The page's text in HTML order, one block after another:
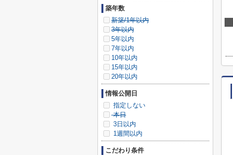
築年数
新築/1年以内
3年以内
5年以内
7年以内
10年以内
15年以内
20年以内
情報公開日
指定しない
本日
3日以内
1週間以内
こだわり条件